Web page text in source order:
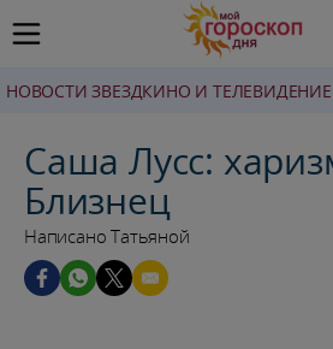
НОВОСТИ ЗВЕЗДКИНО И ТЕЛЕВИДЕНИЕ
Саша Лусс:
Близнец
Написано Татьяной